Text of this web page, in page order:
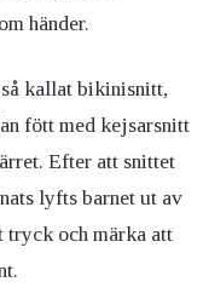
händer.
kallat bikinisnitt,
fött med kejsarsnitt
Efter att snittet
lyfts barnet ut av
tryck och märka att